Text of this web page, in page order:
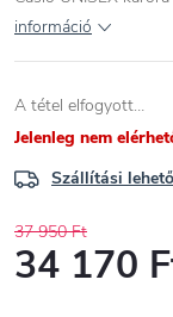
információ
A tétel elfogyott…
Jelenleg nem
Szállítási
37 950 Ft
34 170